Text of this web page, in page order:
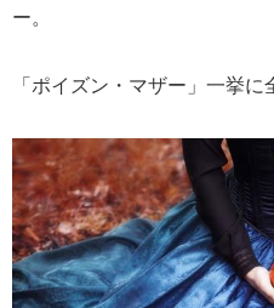
ー。
「ポイズン・マザー」一挙に